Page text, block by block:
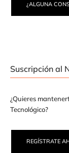
¿ALGUNA
Suscripción al
¿Quieres
Tecnológico?
REGÍSTRATE